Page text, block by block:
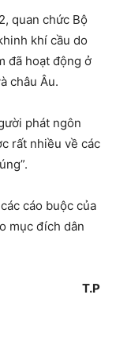
quan chức Bộ
khí cầu do
đã hoạt động ở
châu Âu.
phát ngôn
rất nhiều về các
cáo buộc của
mục đích dân
T.P